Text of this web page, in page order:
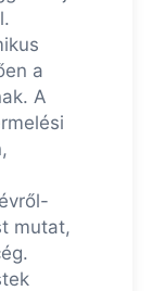
a
A
mutat,